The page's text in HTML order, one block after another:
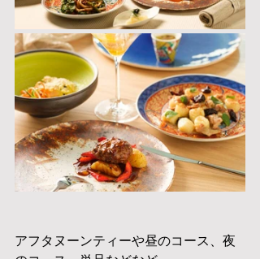
アフタヌーンティーや昼のコース、夜